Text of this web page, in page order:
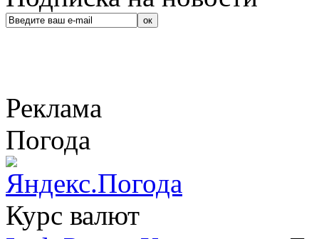
Реклама
Погода
Курс валют